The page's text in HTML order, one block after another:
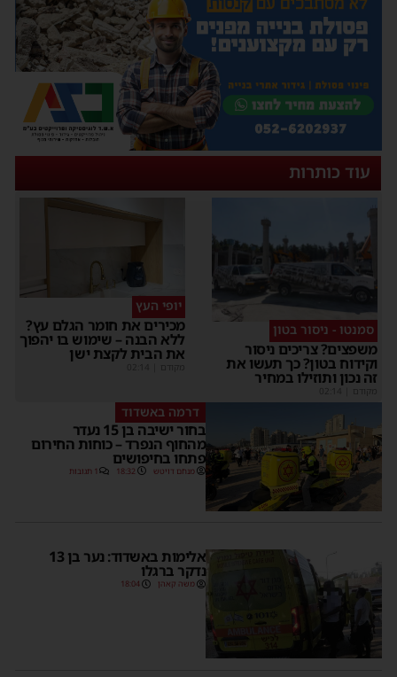
עוד כותרות
סמנטו - ניסור בטון
משפצים? צריכים ניסור
וקידוח בטון? כך תעשו את
זה נכון ותוזילו במחיר
מקודם
יופי העץ
מכירים את חומר הגלם עץ?
ללא הבנה – שימוש בו יהפוך
את הבית לקצת ישן
מקודם
דרמה באשדוד
בחור ישיבה בן 15 נעדר
מהחוף הנפרד – כוחות החירום
פתחו בחיפושים
מנחם דויטש 18:32 1 תגובות
אלימות באשדוד: נער בן 13
נדקר ברגלו
משה קאהן 18:04